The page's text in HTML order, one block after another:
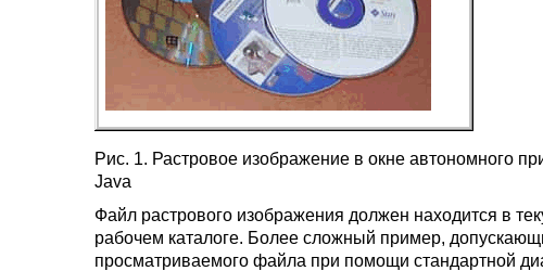
Рис. 1. Растровое изображение в окне автономного
Java
Файл растрового изображения должен находится в
рабочем каталоге. Более сложный пример,
просматриваемого файла при помощи стандартной